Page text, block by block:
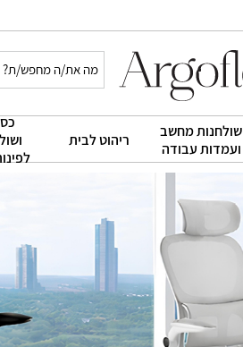
שולחנות מחשב
ועמדות עבודה
ריהוט לבית